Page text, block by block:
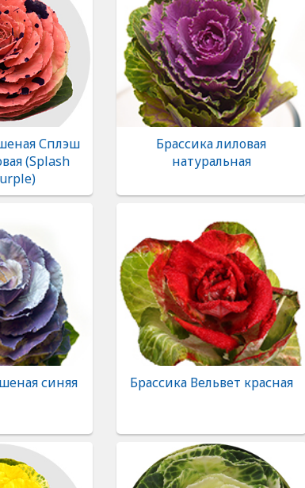
Сплэш
(Splash
Брассика лиловая
натуральная
синяя Брассика Вельвет красная